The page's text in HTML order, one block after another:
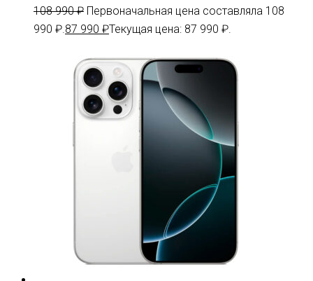
108 990₽ Первоначальная цена составляла 108
990 ₽. 87 990 ₽Текущая цена: 87 990 ₽.